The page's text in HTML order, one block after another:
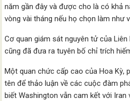
năm gần đây và được cho là có khả
vòng vài tháng nếu họ chọn làm như
Cơ quan giám sát nguyên tử của
cũng đã đưa ra tuyên bố chỉ trích
Một quan chức cấp cao của Hoa Kỳ,
tên để thảo luận về các cuộc đàm
biết Washington vẫn cam kết với Iran